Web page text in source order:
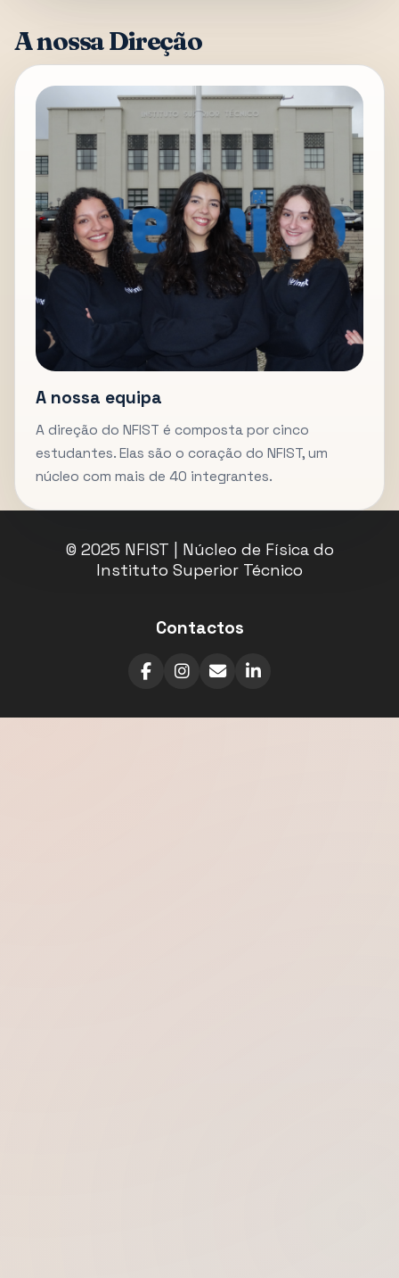
A nossa Direção
A nossa equipa
A direção do NFIST é composta por cinco
estudantes. Elas são o coração do NFIST, um
núcleo com mais de 40 integrantes.
© 2025 NFIST | Núcleo de Física do
Instituto Superior Técnico
Contactos